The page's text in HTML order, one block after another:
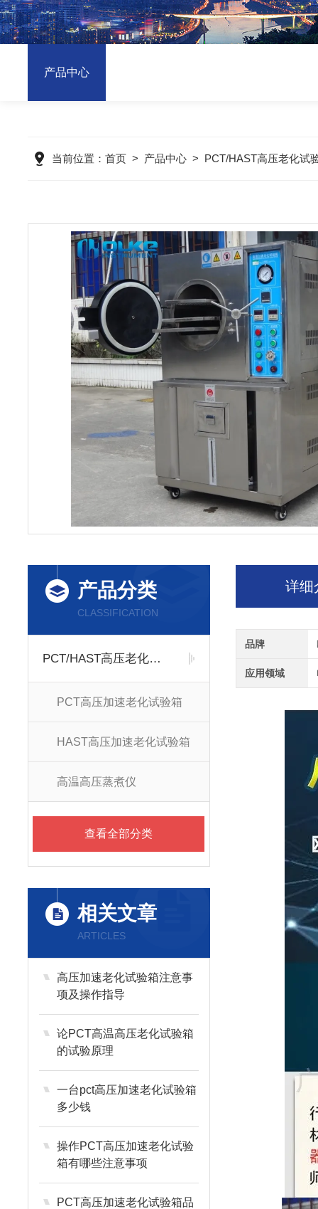
产品中心
当前位置： 首页 > 产品中心 > PCT/HAST高压老化试
产品分类
CLASSIFICATION
PCT/HAST高压老化试验箱
PCT高压加速老化试验箱
HAST高压加速老化试验箱
高温高压蒸煮仪
查看全部分类
相关文章
ARTICLES
高压加速老化试验箱注意事
项及操作指导
论PCT高温高压老化试验箱
的试验原理
一台pct高压加速老化试验箱
多少钱
操作PCT高压加速老化试验
箱有哪些注意事项
PCT高压加速老化试验箱品
详细
品牌
应用领域